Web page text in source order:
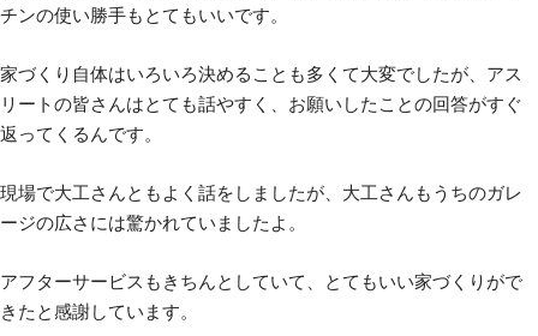
チンの使い勝手もとてもいいです。
家づくり自体はいろいろ決めることも多くて大変でしたが、アス
リートの皆さんはとても話やすく、お願いしたことの回答がすぐ
返ってくるんです。
現場で大工さんともよく話をしましたが、大工さんもうちのガレ
ージの広さには驚かれていましたよ。
アフターサービスもきちんとしていて、とてもいい家づくりがで
きたと感謝しています。